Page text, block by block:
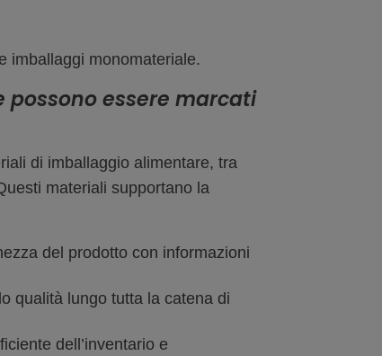
imballaggi monomateriale.
essere marcati
di imballaggio alimentare, tra
materiali supportano la
del prodotto con informazioni
qualità lungo tutta la catena di
dell’inventario e